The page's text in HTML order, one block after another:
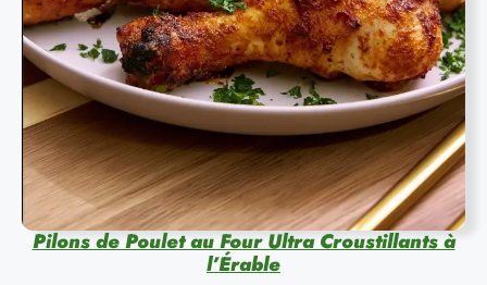
Pilons de Poulet au Four Ultra Croustillants à
l’Érable